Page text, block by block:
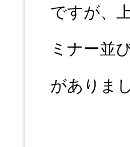
ですが、
ミナー並
がありま